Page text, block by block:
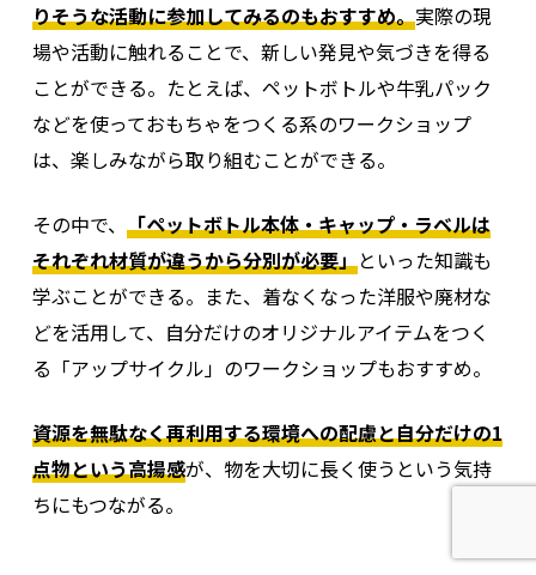
穀類
パン類（菓子パンを
除く）
0.97kg
穀類 うどん、中華めん類 0.89kg
大豆類 豆腐 0.41kg
2.36kg
大豆類 納豆 1.09kg
野菜類 にんじん 0.46kg
りそうな活動に参加してみるのもおすすめ。実際の現
場や活動に触れることで、新しい発見や気づきを得る
ことができる。 たとえば、ペットボトルや牛乳パック
などを使っておもちゃをつくる系のワークショップ
は、楽しみながら取り組むことができる。
その中で、 「ペットボトル本体・キャップ・ラベルは
それぞれ材質が違うから分別が必要」といった知識も
学ぶことができる。 また、着なくなった洋服や廃材な
どを活用して、自分だけのオリジナルアイテムをつく
る「アップサイクル」のワークショップもおすすめ。
資源を無駄なく再利用する環境への配慮と自分だけの1
点物という高揚感が、物を大切に長く使うという気持
ちにもつながる。